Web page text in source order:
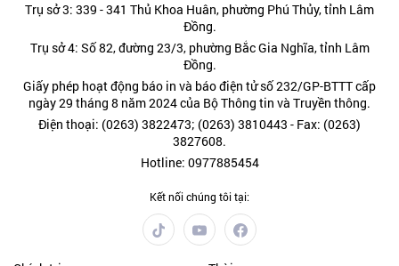
Trụ sở 3: 339 - 341 Thủ Khoa Huân, phường Phú Thủy, tỉnh Lâm
Đồng.
Trụ sở 4: Số 82, đường 23/3, phường Bắc Gia Nghĩa, tỉnh Lâm
Đồng.
Giấy phép hoạt động báo in và báo điện tử số 232/GP-BTTT cấp
ngày 29 tháng 8 năm 2024 của Bộ Thông tin và Truyền thông.
Điện thoại: (0263) 3822473; (0263) 3810443 - Fax: (0263)
3827608.
Hotline: 0977885454
Kết nối chúng tôi tại: